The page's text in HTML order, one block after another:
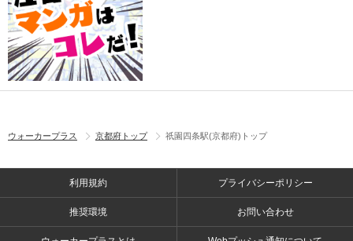
ウォーカープラス 京都府トップ 祇園四条駅(京都府)トップ
利用規約 プライバシーポリシー
推奨環境 お問い合わせ